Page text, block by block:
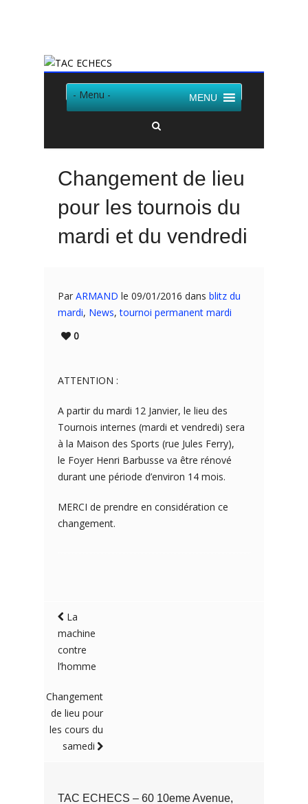
- Menu - MENU
Changement de lieu
pour les tournois du
mardi et du vendredi
Par ARMAND le 09/01/2016 dans blitz du
mardi, News,tournoi permanent mardi
0
ATTENTION :
A partir du mardi 12 Janvier, le lieu des
Tournois internes (mardi et vendredi) sera
à la Maison des Sports (rue Jules Ferry),
le Foyer Henri Barbusse va être rénové
durant une période d’environ 14 mois.
MERCI de prendre en considération ce
changement.
La
machine
contre
l’homme
Changement
de lieu pour
les cours du
samedi
TAC ECHECS – 60 10eme Avenue,